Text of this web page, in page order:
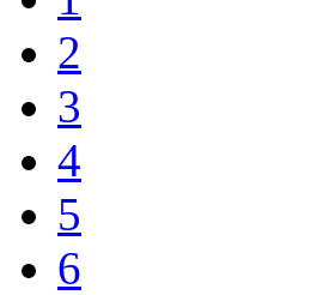
2
3
4
5
6